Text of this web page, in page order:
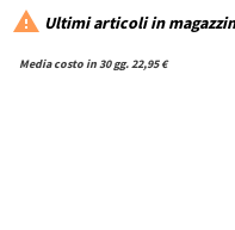
 Ultimi articoli in
Media costo in 30 gg. 22,95 €